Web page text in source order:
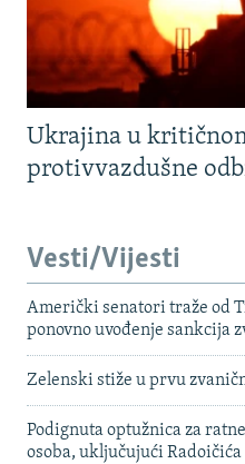
Ukrajina u
protivvazdušne
Vesti/Vijesti
Američki senatori traže od
ponovno uvođenje sankcija
Zelenski stiže u prvu
Podignuta optužnica za
osoba, uključujući Radoičića